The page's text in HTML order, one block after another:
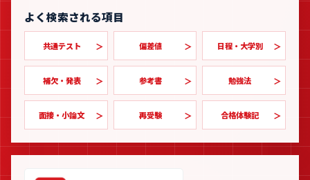
よく検索される項目
共通テスト 偏差値 日程・大学別
補欠・発表 参考書 勉強法
面接・小論文 再受験 合格体験記